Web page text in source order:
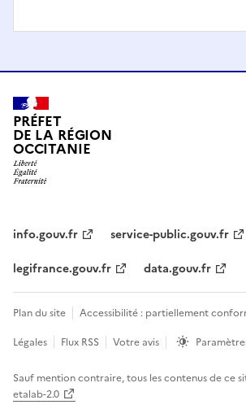
PRÉFET
DE LA RÉGION
OCCITANIE
info.gouv.fr
service-public.gouv.fr
legifrance.gouv.fr
data.gouv.fr
Plan du site Accessibilité : partiellement
Légales
Flux RSS Votre avis
Sauf mention contraire, tous les contenus de ce
etalab-2.0